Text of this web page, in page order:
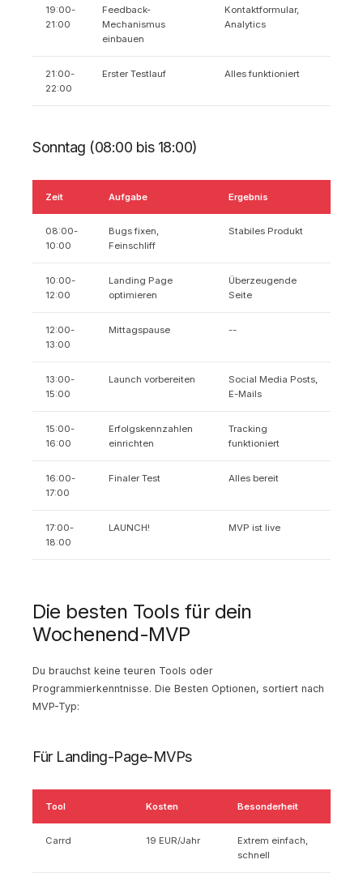
19:00-
21:00
Feedback-
Mechanismus
einbauen
Kontaktformular,
Analytics
21:00-
22:00
Erster Testlauf Alles funktioniert
Sonntag (08:00 bis 18:00)
Zeit Aufgabe Ergebnis
08:00-
10:00
Bugs fixen,
Feinschliff
Stabiles Produkt
10:00-
12:00
Landing Page
optimieren
Überzeugende
Seite
12:00-
13:00
Mittagspause --
13:00-
15:00
Launch vorbereiten
Social Media Posts,
E-Mails
15:00-
16:00
Erfolgskennzahlen
einrichten
Tracking
funktioniert
16:00-
17:00
Finaler Test Alles bereit
17:00-
18:00
LAUNCH! MVP ist live
Die besten Tools für dein
Wochenend-MVP
Du brauchst keine teuren Tools oder
Programmierkenntnisse. Die Besten Optionen, sortiert nach
MVP-Typ:
Für Landing-Page-MVPs
Tool Kosten Besonderheit
Carrd 19 EUR/Jahr
Extrem einfach,
schnell